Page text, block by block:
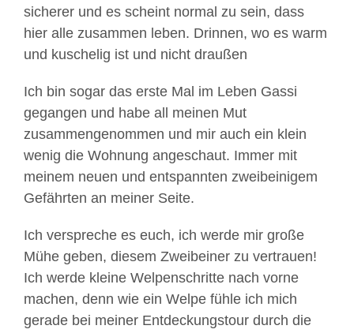
sicherer und es scheint normal zu sein, dass
hier alle zusammen leben. Drinnen, wo es warm
und kuschelig ist und nicht draußen
Ich bin sogar das erste Mal im Leben Gassi
gegangen und habe all meinen Mut
zusammengenommen und mir auch ein klein
wenig die Wohnung angeschaut. Immer mit
meinem neuen und entspannten zweibeinigem
Gefährten an meiner Seite.
Ich verspreche es euch, ich werde mir große
Mühe geben, diesem Zweibeiner zu vertrauen!
Ich werde kleine Welpenschritte nach vorne
machen, denn wie ein Welpe fühle ich mich
gerade bei meiner Entdeckungstour durch die